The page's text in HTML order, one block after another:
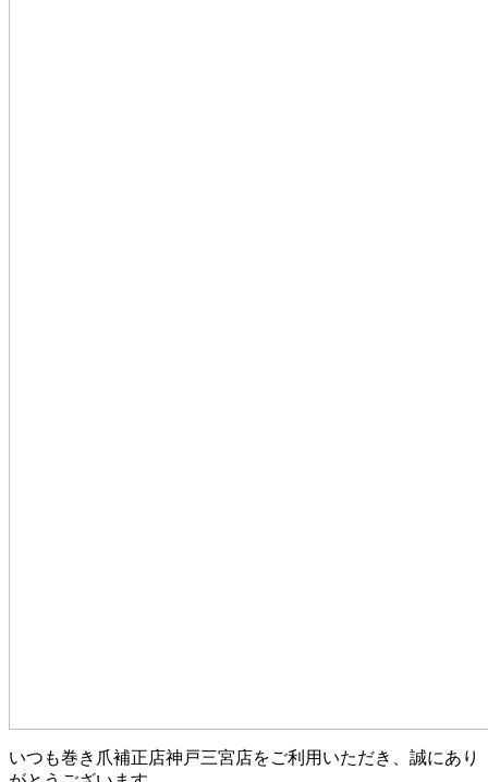
いつも巻き爪補正店神戸三宮店をご利用いただき、誠にあり